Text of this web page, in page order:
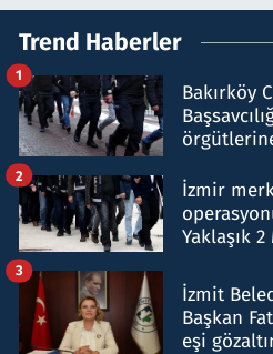
Trend Haberler
Bakırköy
1
İzmir
Yaklaşık
2
İzmit
Başkan
eşi
3